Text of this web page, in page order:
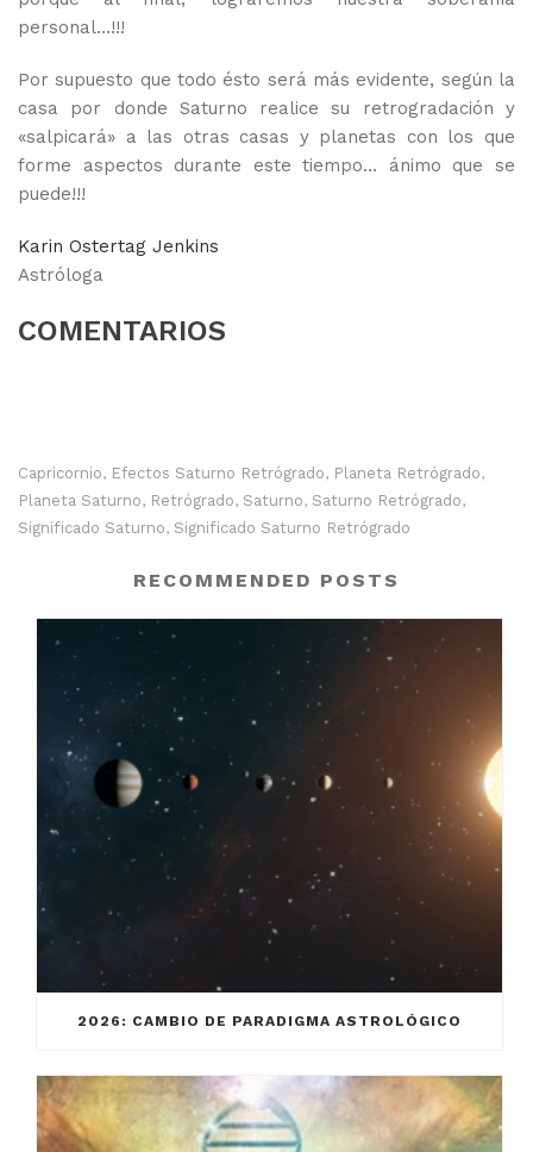
personal…!!!
Por supuesto que todo ésto será más evidente, según la
casa por donde Saturno realice su retrogradación y
«salpicará» a las otras casas y planetas con los que
forme aspectos durante este tiempo… ánimo que se
puede!!!
Karin Ostertag Jenkins
Astróloga
COMENTARIOS
Capricornio, Efectos Saturno Retrógrado, Planeta Retrógrado,
Planeta Saturno, Retrógrado, Saturno, Saturno Retrógrado,
Significado Saturno, Significado Saturno Retrógrado
RECOMMENDED POSTS
2026: CAMBIO DE PARADIGMA ASTROLÓGICO